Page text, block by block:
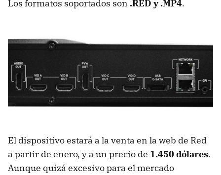
Los formatos soportados son .RED y .MP4.
El dispositivo estará a la venta en la web de Red
a partir de enero, y a un precio de 1.450 dólares.
Aunque quizá excesivo para el mercado